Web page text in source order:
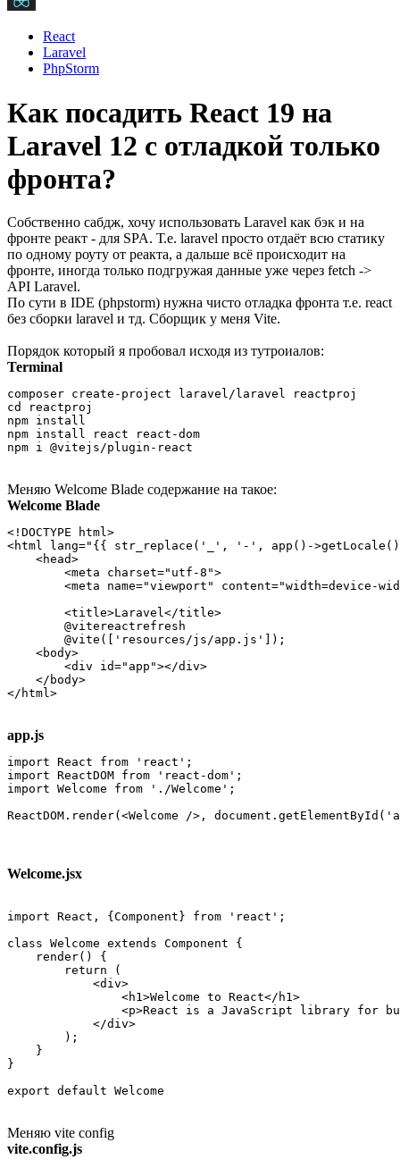
React
Laravel
PhpStorm
Как посадить React 19 на
Laravel 12 с отладкой только
фронта?
Собственно сабдж, хочу использовать Laravel как бэк и на
фронте реакт - для SPA. Т.е. laravel просто отдаёт всю статику
по одному роуту от реакта, а дальше всё происходит на
фронте, иногда только подгружая данные уже через fetch ->
API Laravel.
По сути в IDE (phpstorm) нужна чисто отладка фронта т.е. react
без сборки laravel и тд. Сборщик у меня Vite.
Порядок который я пробовал исходя из тутроиалов:
Terminal
composer create-project laravel/laravel reactproj
cd reactproj
npm install
npm install react react-dom
npm i @vitejs/plugin-react
Меняю Welcome Blade содержание на такое:
Welcome Blade
<!DOCTYPE html>
<html lang="{{ str_replace('_', '-', app()-
    <head>
        <meta charset="utf-8">
<meta name="viewport" content="width=device-
        <title>Laravel</title>
        @vitereactrefresh
        @vite(['resources/js/app.js']);
    <body>
        <div id="app"></div>
    </body>
</html>
app.js
import React from 'react';
import ReactDOM from 'react-dom';
import Welcome from './Welcome';
ReactDOM.render(<Welcome />,
Welcome.jsx
import React, {Component} from 'react';
class Welcome extends Component {
    render() {
        return (
            <div>
                <h1>Welcome to React</h1>
<p>React is a JavaScript library for
            </div>
        );
    }
}
export default Welcome
Меняю vite config
vite.config.js